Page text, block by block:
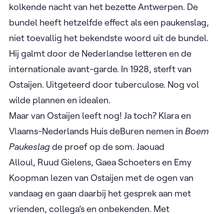
kolkende nacht van het bezette Antwerpen. De
bundel heeft hetzelfde effect als een paukenslag,
niet toevallig het bekendste woord uit de bundel.
Hij galmt door de Nederlandse letteren en de
internationale avant-garde. In 1928, sterft van
Ostaijen. Uitgeteerd door tuberculose. Nog vol
wilde plannen en idealen.
Maar van Ostaijen leeft nog! Ja toch? Klara en
Vlaams-Nederlands Huis deBuren nemen in Boem
Paukeslagde proef op de som. Jaouad
Alloul, Ruud Gielens, Gaea Schoeters en Emy
Koopman lezen van Ostaijen met de ogen van
vandaag en gaan daarbij het gesprek aan met
vrienden, collega’s en onbekenden. Met